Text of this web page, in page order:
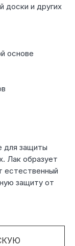
доски и других
основе
для защиты
Лак образует
естественный
защиту от